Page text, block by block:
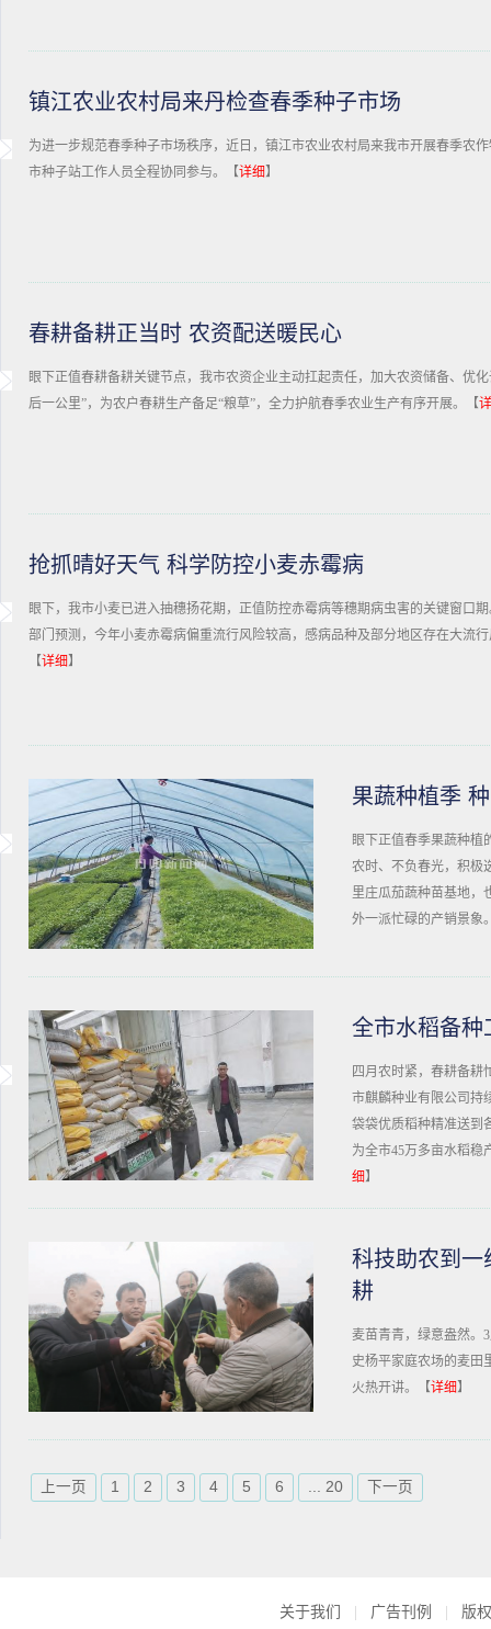
镇江农业农村局来丹检查春季种子市场
为进一步规范春季种子市场秩序，近日，镇江市农业农村局来我市开展春季农
市种子站工作人员全程协同参与。【详细】
春耕备耕正当时 农资配送暖民心
眼下正值春耕备耕关键节点，我市农资企业主动扛起责任，加大农资储备、优
后一公里”，为农户春耕生产备足“粮草”，全力护航春季农业生产有序开展。【
抢抓晴好天气 科学防控小麦赤霉病
眼下，我市小麦已进入抽穗扬花期，正值防控赤霉病等穗期病虫害的关键窗口
部门预测，今年小麦赤霉病偏重流行风险较高，感病品种及部分地区存在大流
【详细】
果蔬种植季
眼下正值春季果蔬种植
农时、不负春光，积极
里庄瓜茄蔬种苗基地，
外一派忙碌的产销景象
全市水稻备种
四月农时紧，春耕备耕
市麒麟种业有限公司持
袋袋优质稻种精准送到
为全市45万多亩水稻稳
细】
科技助农到一
耕
麦苗青青，绿意盎然。
史杨平家庭农场的麦田
火热开讲。【详细】
上一页 1 2 3 4 5 6 ... 20 下一页
关于我们 广告刊例 版